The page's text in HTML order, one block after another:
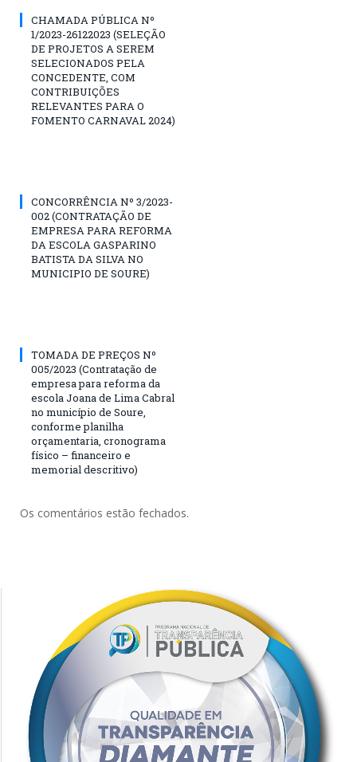
CHAMADA PÚBLICA Nº
1/2023-26122023 (SELEÇÃO
DE PROJETOS A SEREM
SELECIONADOS PELA
CONCEDENTE, COM
CONTRIBUIÇÕES
RELEVANTES PARA O
FOMENTO CARNAVAL 2024)
CONCORRÊNCIA Nº 3/2023-
002 (CONTRATAÇÃO DE
EMPRESA PARA REFORMA
DA ESCOLA GASPARINO
BATISTA DA SILVA NO
MUNICIPIO DE SOURE)
TOMADA DE PREÇOS Nº
005/2023 (Contratação de
empresa para reforma da
escola Joana de Lima Cabral
no município de Soure,
conforme planilha
orçamentaria, cronograma
físico – financeiro e
memorial descritivo)
Os comentários estão fechados.